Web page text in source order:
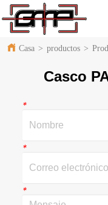
Casa > productos >
Casco
*
*
*